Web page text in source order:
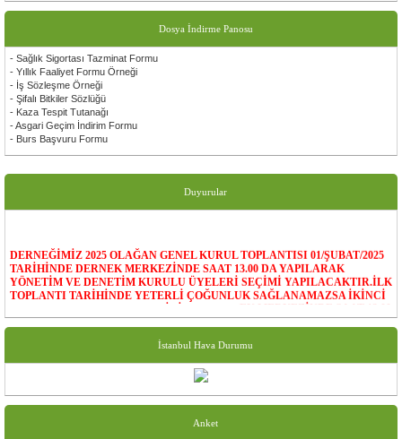
Duyurular
DERNEĞİMİZ 2025 OLAĞAN GENEL KURUL TOPLANTISI 01/ŞUBAT/2025
TARİHİNDE DERNEK MERKEZİNDE SAAT 13.00 DA YAPILARAK
YÖNETİM VE DENETİM KURULU ÜYELERİ SEÇİMİ YAPILACAKTIR.İLK
TOPLANTI TARİHİNDE YETERLİ ÇOĞUNLUK SAĞLANAMAZSA İKİNCİ
TOPLANTI08/ŞUBAT/2025 TARİHİNDE DERNEK MERKEZİNDE SAAT 13.00
DA YAPILARAK YÖNETİM VE DENETİM KURULLARI
DERNEĞİMİZ 2018 YILI OLAĞAN GENEL KURUL TOPLANTISI
16 ŞUBAT 2019 CUMARTESİ GÜNÜ SAAT 13.00 DA DERNEK
BİNASINDA YAPILACAKTIR.
2019 CUMARTESİ GÜNÜ AYNI YER VE SAATTE NİSAPSIZ
İstanbul Hava Durumu
Anket
Dosya İndirme Panosu
- Sağlık Sigortası Tazminat Formu
- Yıllık Faaliyet Formu Örneği
- İş Sözleşme Örneği
- Şifalı Bitkiler Sözlüğü
- Kaza Tespit Tutanağı
- Asgari Geçim İndirim Formu
- Burs Başvuru Formu